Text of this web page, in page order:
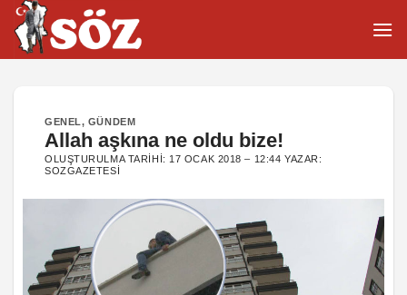
İçeriğe
atla
GENEL, GÜNDEM
Allah aşkına ne oldu bize!
OLUŞTURULMA TARIHI: 17 OCAK 2018 – 12:44 YAZAR:
SOZGAZETESI